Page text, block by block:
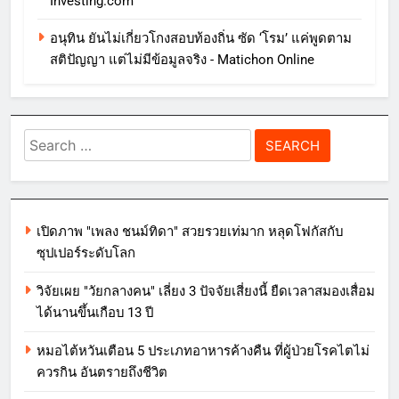
อนุทิน ยันไม่เกี่ยวโกงสอบท้องถิ่น ซัด ‘โรม’ แค่พูดตาม
สติปัญญา แต่ไม่มีข้อมูลจริง - Matichon Online
Search
for:
เปิดภาพ "เพลง ชนม์ทิดา" สวยรวยเท่มาก หลุดโฟกัสกับ
ซุปเปอร์ระดับโลก
วิจัยเผย "วัยกลางคน" เลี่ยง 3 ปัจจัยเสี่ยงนี้ ยืดเวลาสมองเสื่อม
ได้นานขึ้นเกือบ 13 ปี
หมอไต้หวันเตือน 5 ประเภทอาหารค้างคืน ที่ผู้ป่วยโรคไตไม่
ควรกิน อันตรายถึงชีวิต